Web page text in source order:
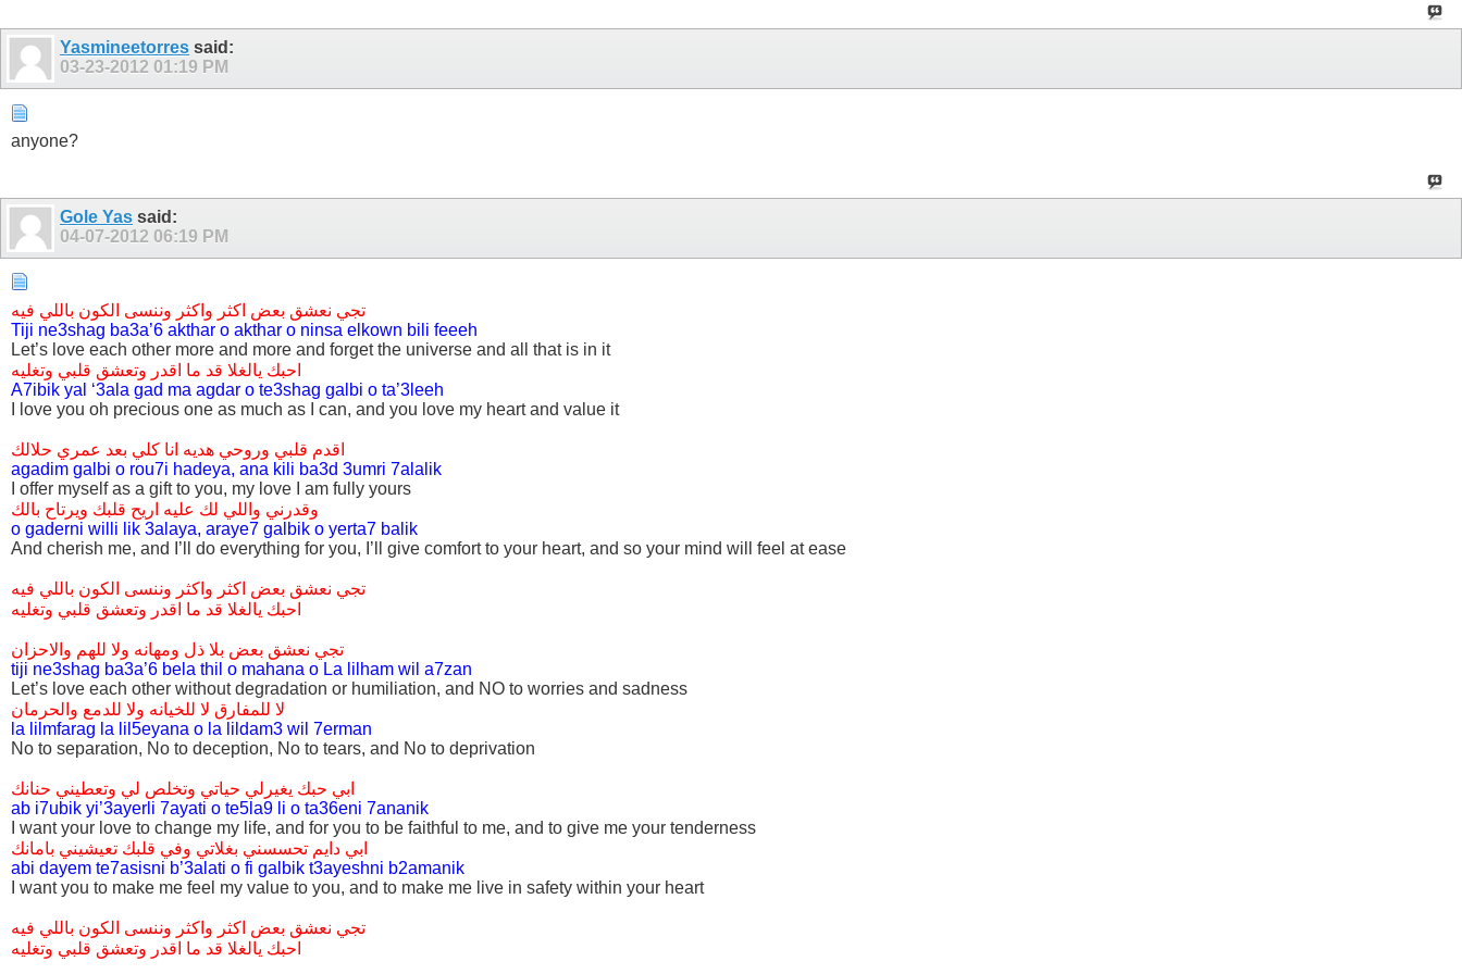
Yasmineetorres said:
03-23-2012 01:19 PM
anyone?
Gole Yas said:
04-07-2012 06:19 PM
تجي نعشق بعض اكثر واكثر وننسى الكون باللي فيه
Tiji ne3shag ba3a’6 akthar o akthar o ninsa elkown bili feeeh
Let’s love each other more and more and forget the universe and all that is in it
احبك يالغلا قد ما اقدر وتعشق قلبي وتغليه
A7ibik yal ‘3ala gad ma agdar o te3shag galbi o ta’3leeh
I love you oh precious one as much as I can, and you love my heart and value it
اقدم قلبي وروحي هديه انا كلي بعد عمري حلالك
agadim galbi o rou7i hadeya, ana kili ba3d 3umri 7alalik
I offer myself as a gift to you, my love I am fully yours
وقدرني واللي لك عليه اريح قلبك ويرتاح بالك
o gaderni willi lik 3alaya, araye7 galbik o yerta7 balik
And cherish me, and I’ll do everything for you, I’ll give comfort to your heart, and so your mind will feel at ease
تجي نعشق بعض اكثر واكثر وننسى الكون باللي فيه
احبك يالغلا قد ما اقدر وتعشق قلبي وتغليه
تجي نعشق بعض بلا ذل ومهانه ولا للهم والاحزان
tiji ne3shag ba3a’6 bela thil o mahana o La lilham wil a7zan
Let’s love each other without degradation or humiliation, and NO to worries and sadness
لا للمفارق لا للخيانه ولا للدمع والحرمان
la lilmfarag la lil5eyana o la lildam3 wil 7erman
No to separation, No to deception, No to tears, and No to deprivation
ابي حبك يغيرلي حياتي وتخلص لي وتعطيني حنانك
ab i7ubik yi’3ayerli 7ayati o te5la9 li o ta36eni 7ananik
I want your love to change my life, and for you to be faithful to me, and to give me your tenderness
ابي دايم تحسسني بغلاتي وفي قلبك تعيشيني بامانك
abi dayem te7asisni b’3alati o fi galbik t3ayeshni b2amanik
I want you to make me feel my value to you, and to make me live in safety within your heart
تجي نعشق بعض اكثر واكثر وننسى الكون باللي فيه
احبك يالغلا قد ما اقدر وتعشق قلبي وتغليه